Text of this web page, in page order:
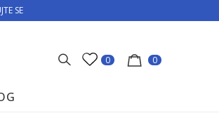
ISPORUKE!
SE
0 0